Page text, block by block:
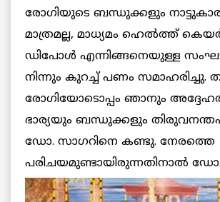
രോഗിയുടെ ബന്ധുക്കളും
മാത്രമല്ല, മാധ്യമം ഹെല്‍ത്ത്
ഡിപോള്‍ എന്നിങ്ങനെയുള്ള
നിന്നും കുറച്ച് പണം സമാഹരിച്ചു.
രോഗിയോടൊപ്പം ഞാനും
ഭാര്യയും ബന്ധുക്കളും
ഡോ. സാഗറിനെ കണ്ടു. നേരത്തെ
പരിചയമുണ്ടായിരുന്നതിനാല്‍ ഡോ.